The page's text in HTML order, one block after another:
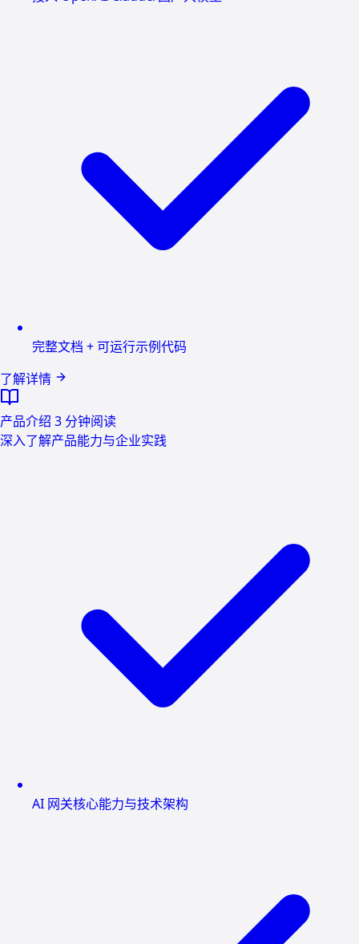
完整文档 + 可运行示例代码
了解详情
产品介绍 3 分钟阅读
深入了解产品能力与企业实践
AI 网关核心能力与技术架构